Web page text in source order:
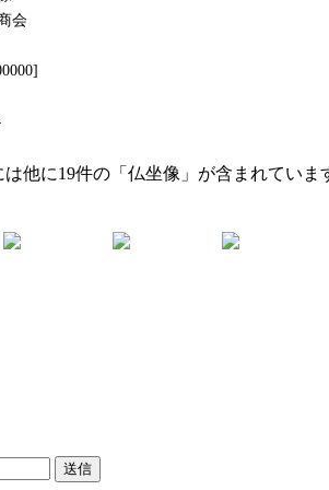
会
他に19件の「仏坐像」が含まれていま